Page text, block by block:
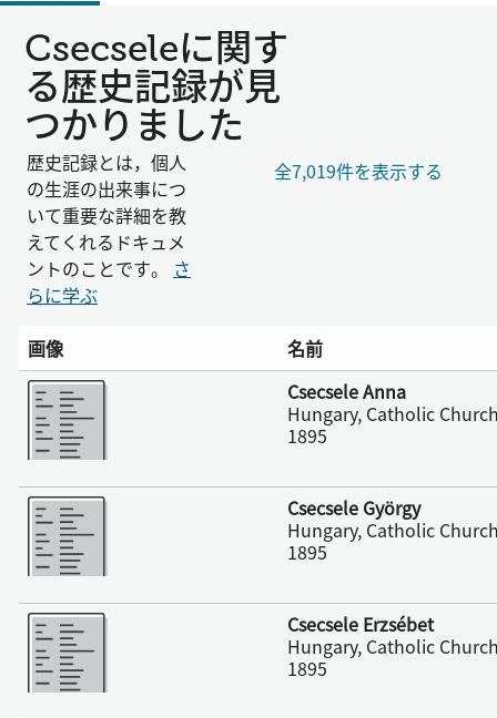
Csecseleに関す
る歴史記録が見
つかりました
歴史記録とは，個人
の生涯の出来事につ
いて重要な詳細を教
えてくれるドキュメ
ントのことです。 さ
らに学ぶ
全7,019件を表示する
画像
名前
さらに表示
Csecsele Anna
Hungary, Catholic
1895
さらに表示
Csecsele György
Hungary, Catholic
1895
さらに表示
Csecsele Erzsébet
Hungary, Catholic
1895